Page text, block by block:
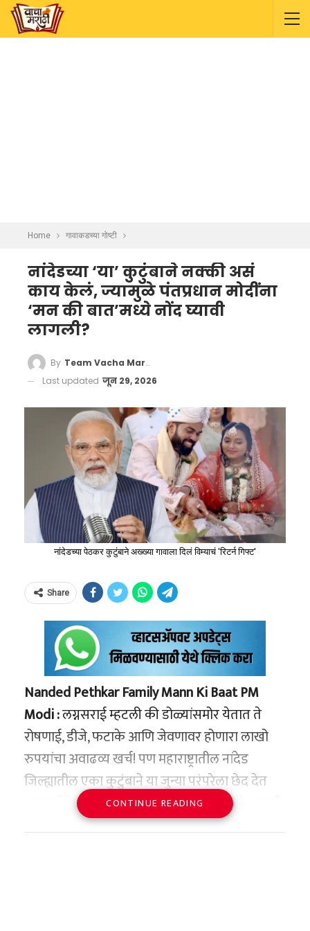
Home गावाकडच्या गोष्टी
नांदेडच्या ‘या’ कुटुंबाने नक्की असं
काय केलं, ज्यामुळे पंतप्रधान मोदींना
‘मन की बात’मध्ये नोंद घ्यावी
लागली?
By Team Vacha Marathi
Last updated जून 29, 2026
नांदेडच्या पेठकर कुटुंबाने अख्ख्या गावाला दिलं विम्याचं 'रिटर्न गिफ्ट'
Share
Nanded Pethkar Family Mann Ki Baat PM
Modi :लग्नसराई म्हटली की डोळ्यांसमोर येतात ते
रोषणाई, डीजे, फटाके आणि जेवणावर होणारा लाखो
रुपयांचा अवाढव्य खर्च! पण महाराष्ट्रातील नांदेड
जिल्ह्यातील एका कुटुंबाने या जुन्या परंपरेला छेद देत
समाजसेवेचा एक असा आदर्श घालून दिला आहे, ज्याची
दखल थेट देशाचे पंतप्रधान नरेंद्र मोदी यांना घ्यावी
CONTINUE READING